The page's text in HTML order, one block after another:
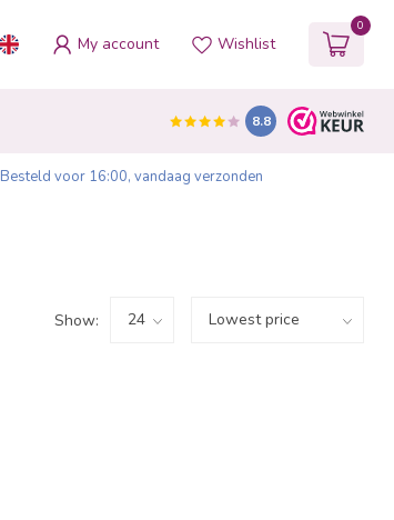
My account Wishlist
0
8.8
Besteld voor 16:00, vandaag verzonden
Show: